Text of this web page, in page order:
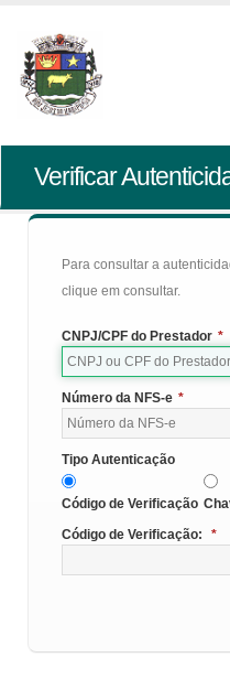
Verificar
Para consultar a
clique em consultar.
CNPJ/CPF do Prestador *
Número da NFS-e *
Tipo Autenticação
Código de Verificação
Código de Verificação:
*